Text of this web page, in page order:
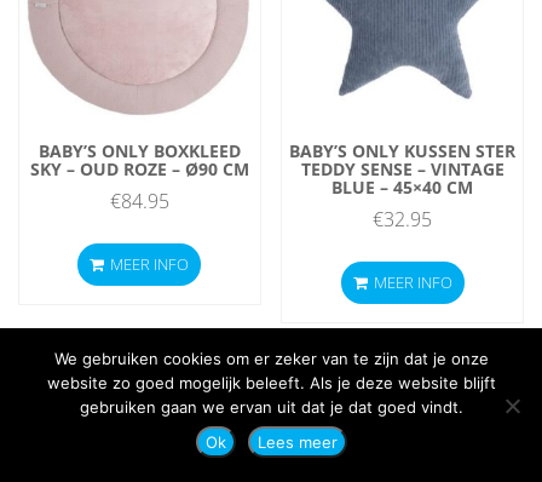
BABY’S ONLY BOXKLEED
SKY – OUD ROZE – Ø90 CM
€84.95
MEER INFO
BABY’S ONLY KUSSEN STER
TEDDY SENSE – VINTAGE
BLUE – 45×40 CM
€32.95
MEER INFO
COPYRIGHT © 2020 | XURA MEDIA
We gebruiken cookies om er zeker van te zijn dat je onze
website zo goed mogelijk beleeft. Als je deze website blijft
gebruiken gaan we ervan uit dat je dat goed vindt.
Ok
Lees meer